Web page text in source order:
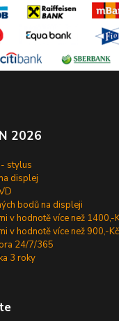
2026
stylus
displej
bodů na displeji
v hodnotě více než 1400,-
v hodnotě více než 900,-Kč
24/7/365
3 roky